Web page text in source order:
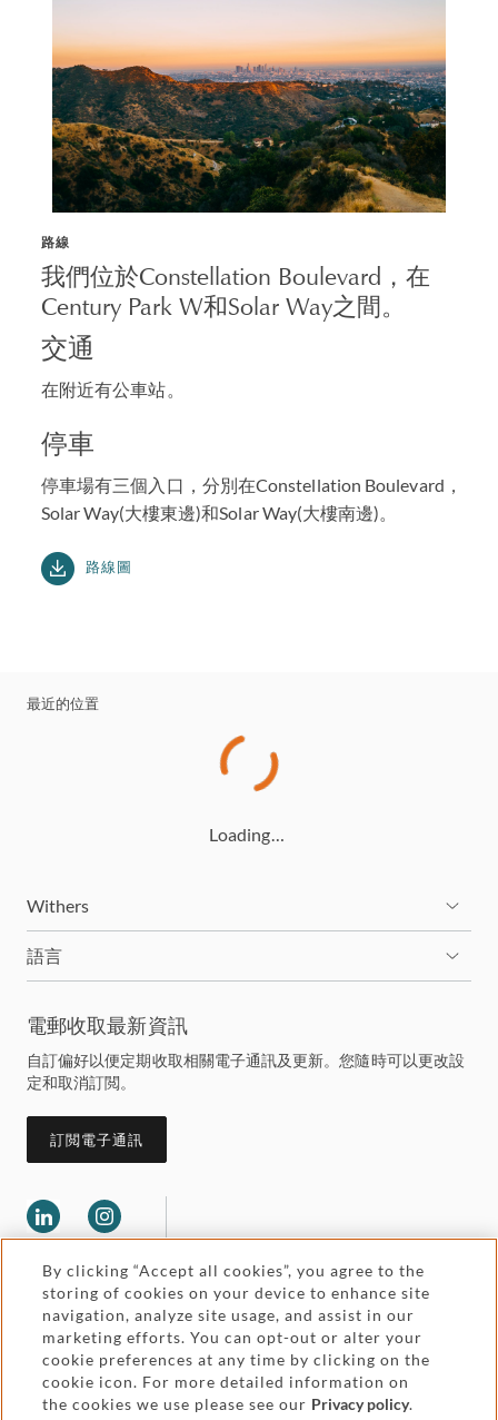
路線
我們位於Constellation Boulevard，在
Century Park W和Solar Way之間。
交通
在附近有公車站。
停車
停車場有三個入口，分別在Constellation Boulevard，
Solar Way(大樓東邊)和Solar Way(大樓南邊)。
路線圖
最近的位置
Loading…
Withers
語言
電郵收取最新資訊
自訂偏好以便定期收取相關電子通訊及更新。您隨時可以更改設
定和取消訂閲。
訂閲電子通訊
Legal and regulatory
Pricing
Accessibility
Attorney advertising
By clicking “Accept all cookies”, you agree to the
storing of cookies on your device to enhance site
navigation, analyze site usage, and assist in our
marketing efforts. You can opt-out or alter your
cookie preferences at any time by clicking on the
cookie icon. For more detailed information on
the cookies we use please see our Privacy policy.